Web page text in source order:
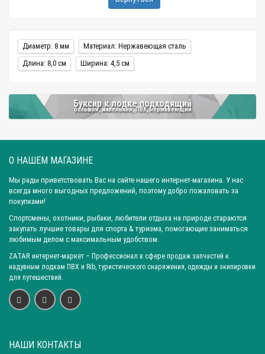
Диаметр: 8 мм
Материал: Нержавеющая сталь
Длина: 8,0 см
Ширина: 4,5 см
Буксир к лодке подходящий
большой, маленький, ПВХ, нержавеющий
О НАШЕМ МАГАЗИНЕ
Мы рады приветствовать Вас на сайте нашего интернет-магазина. У нас
всегда много выгодных предложений, поэтому добро пожаловать за
покупками!
Спортсмены, охотники, рыбаки, любители отдыха на природе стараются
закупать лучшие товары для спорта & туризма, помогающие заниматься
любимым делом с максимальным удобством.
ZATAR интернет-маркет – Профессионал в сфере продаж запчастей к
надувным лодкам ПВХ и Rib, туристического снаряжения, одежды и экипировки
для путешествий.
НАШИ КОНТАКТЫ